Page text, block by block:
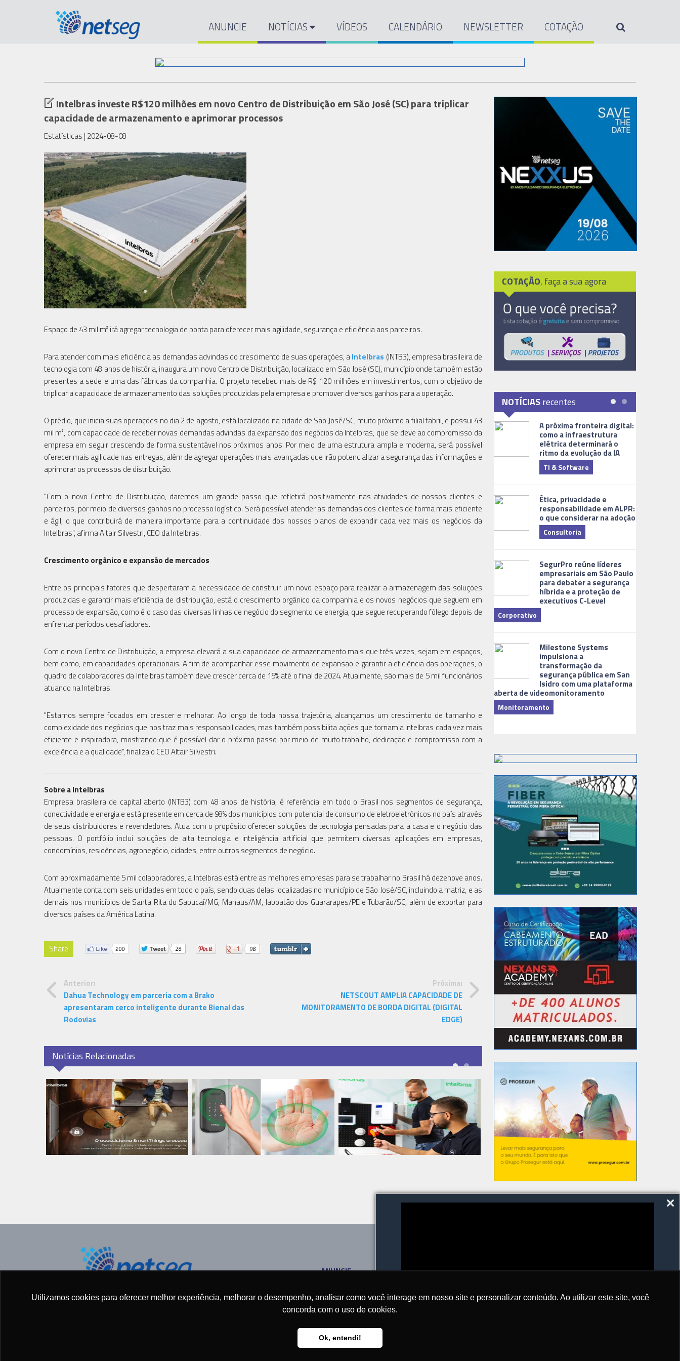
Utilizamos cookies para oferecer melhor experiência, melhorar o desempenho, analisar como você interage em nosso site e personalizar conteúdo. Ao utilizar este site, você
concorda com o uso de cookies.
Ok, entendi!
ANUNCIE NOTÍCIAS VÍDEOS CALENDÁRIO NEWSLETTER COTAÇÃO
Intelbras investe R$120 milhões em novo Centro de Distribuição em São José (SC) para triplicar
capacidade de armazenamento e aprimorar processos
Estatísticas | 2024-08-08
Espaço de 43 mil m² irá agregar tecnologia de ponta para oferecer mais agilidade, segurança e eficiência aos parceiros.
Para atender com mais eficiência as demandas advindas do crescimento de suas operações, aIntelbras (INTB3), empresa brasileira de
tecnologia com 48 anos de história, inaugura um novo Centro de Distribuição, localizado em São José (SC), município onde também estão
presentes a sede e uma das fábricas da companhia. O projeto recebeu mais de R$ 120 milhões em investimentos, com o objetivo de
triplicar a capacidade de armazenamento das soluções produzidas pela empresa e promover diversos ganhos para a operação.
O prédio, que inicia suas operações no dia 2 de agosto, está localizado na cidade de São José/SC, muito próximo a filial fabril, e possui 43
mil m², com capacidade de receber novas demandas advindas da expansão dos negócios da Intelbras, que se deve ao compromisso da
empresa em seguir crescendo de forma sustentável nos próximos anos. Por meio de uma estrutura ampla e moderna, será possível
oferecer mais agilidade nas entregas, além de agregar operações mais avançadas que irão potencializar a segurança das informações e
aprimorar os processos de distribuição.
"Com o novo Centro de Distribuição, daremos um grande passo que refletirá positivamente nas atividades de nossos clientes e
parceiros, por meio de diversos ganhos no processo logístico. Será possível atender as demandas dos clientes de forma mais eficiente
e ágil, o que contribuirá de maneira importante para a continuidade dos nossos planos de expandir cada vez mais os negócios da
Intelbras", afirma Altair Silvestri, CEO da Intelbras.
Crescimento orgânico e expansão de mercados
Entre os principais fatores que despertaram a necessidade de construir um novo espaço para realizar a armazenagem das soluções
produzidas e garantir mais eficiência de distribuição, está o crescimento orgânico da companhia e os novos negócios que seguem em
processo de expansão, como é o caso das diversas linhas de negócio do segmento de energia, que segue recuperando fôlego depois de
enfrentar períodos desafiadores.
Com o novo Centro de Distribuição, a empresa elevará a sua capacidade de armazenamento mais que três vezes, sejam em espaços,
bem como, em capacidades operacionais. A fim de acompanhar esse movimento de expansão e garantir a eficiência das operações, o
quadro de colaboradores da Intelbras também deve crescer cerca de 15% até o final de 2024. Atualmente, são mais de 5 mil funcionários
atuando na Intelbras.
"Estamos sempre focados em crescer e melhorar. Ao longo de toda nossa trajetória, alcançamos um crescimento de tamanho e
complexidade dos negócios que nos traz mais responsabilidades, mas também possibilita ações que tornam a Intelbras cada vez mais
eficiente e inspiradora, mostrando que é possível dar o próximo passo por meio de muito trabalho, dedicação e compromisso com a
excelência e a qualidade", finaliza o CEO Altair Silvestri.
Sobre a Intelbras
Empresa brasileira de capital aberto (INTB3) com 48 anos de história, é referência em todo o Brasil nos segmentos de segurança,
conectividade e energia e está presente em cerca de 98% dos municípios com potencial de consumo de eletroeletrônicos no país através
de seus distribuidores e revendedores. Atua com o propósito oferecer soluções de tecnologia pensadas para a casa e o negócio das
pessoas. O portfólio inclui soluções de alta tecnologia e inteligência artificial que permitem diversas aplicações em empresas,
condomínios, residências, agronegócio, cidades, entre outros segmentos de negócio.
Com aproximadamente 5 mil colaboradores, a Intelbras está entre as melhores empresas para se trabalhar no Brasil há dezenove anos.
Atualmente conta com seis unidades em todo o país, sendo duas delas localizadas no município de São José/SC, incluindo a matriz, e as
demais nos municípios de Santa Rita do Sapucaí/MG, Manaus/AM, Jaboatão dos Guararapes/PE e Tubarão/SC, além de exportar para
diversos países da América Latina.
Share
Anterior:
Dahua Technology em parceria com a Brako
apresentaram cerco inteligente durante Bienal das
Rodovias
Próxima:
NETSCOUT AMPLIA CAPACIDADE DE
MONITORAMENTO DE BORDA DIGITAL (DIGITAL
EDGE)
Notícias Relacionadas
COTAÇÃO, faça a sua agora
NOTÍCIASrecentes
A próxima fronteira digital:
como a infraestrutura
elétrica determinará o
ritmo da evolução da IA
TI & Software
Ética, privacidade e
responsabilidade em ALPR:
o que considerar na adoção
Consultoria
SegurPro reúne líderes
empresariais em São Paulo
para debater a segurança
híbrida e a proteção de
executivos C-Level
Corporativo
Milestone Systems
impulsiona a
transformação da
segurança pública em San
Isidro com uma plataforma
aberta de videomonitoramento
Monitoramento
Todos os direitos reservados ©
ANUNCIE
CONTATO